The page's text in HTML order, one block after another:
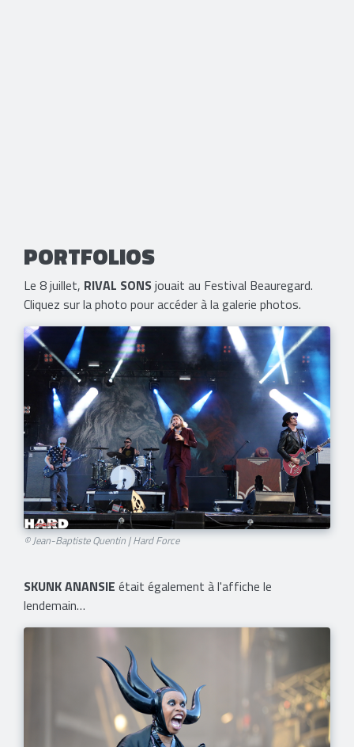
PORTFOLIOS
Le 8 juillet, RIVAL SONSjouait au Festival Beauregard.
Cliquez sur la photo pour accéder à la galerie photos.
© Jean-Baptiste Quentin | Hard Force
SKUNK ANANSIE était également à l'affiche le
lendemain…